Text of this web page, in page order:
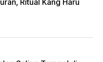
2024/11/30/2-
segini-nominalnya.